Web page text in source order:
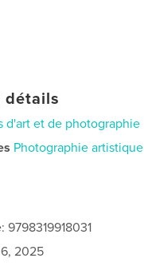
détails
d'art et de photographie
Photographie artistique
2025